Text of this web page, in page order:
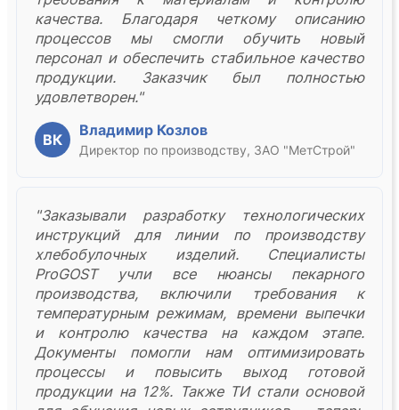
качества. Благодаря четкому описанию
процессов мы смогли обучить новый
персонал и обеспечить стабильное качество
продукции. Заказчик был полностью
удовлетворен."
ВК
Владимир Козлов
Директор по производству, ЗАО "МетСтрой"
"Заказывали разработку технологических
инструкций для линии по производству
хлебобулочных изделий. Специалисты
ProGOST учли все нюансы пекарного
производства, включили требования к
температурным режимам, времени выпечки
и контролю качества на каждом этапе.
Документы помогли нам оптимизировать
процессы и повысить выход готовой
продукции на 12%. Также ТИ стали основой